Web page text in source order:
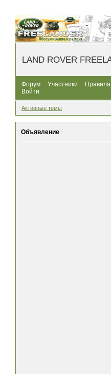
LAND ROVER
Форум Участники Правила
Войти
Активные темы
Объявление